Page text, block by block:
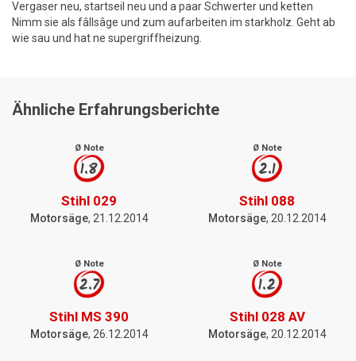
Vergaser neu, startseil neu und a paar Schwerter und ketten
Nimm sie als fâllsâge und zum aufarbeiten im starkholz. Geht ab
wie sau und hat ne supergriffheizung.
Ähnliche Erfahrungsberichte
Ø Note
1.8
Stihl 029
Motorsäge, 21.12.2014
Ø Note
2.1
Stihl 088
Motorsäge, 20.12.2014
Ø Note
2.7
Stihl MS 390
Motorsäge, 26.12.2014
Ø Note
1.2
Stihl 028 AV
Motorsäge, 20.12.2014